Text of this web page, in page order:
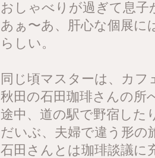
おしゃべりが過ぎて息子
あぁ〜あ、肝心な個展に
らしい。
同じ頃マスターは、カ
秋田の石田珈琲さんの所
途中、道の駅で野宿した
だいぶ、夫婦で違う形の
石田さんとは珈琲談議に